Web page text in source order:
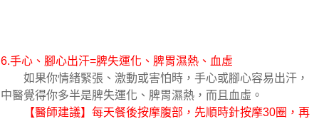
6.手心、腳心出汗=脾失運化、脾胃濕熱、血虛
如果你情緒緊張、激動或害怕時，手心或腳心容易出汗，
中醫覺得你多半是脾失運化、脾胃濕熱，而且血虛。
【醫師建議】每天餐後按摩腹部，先順時針按摩30圈，再